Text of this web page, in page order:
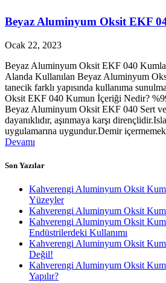
Beyaz Aluminyum Oksit EKF
Ocak 22, 2023
Beyaz Aluminyum Oksit EKF 040
Alanda Kullanılan Beyaz Aluminyum
tanecik farklı yapısında kullanıma
Oksit EKF 040 Kumun İçeriği Nedir?
Beyaz Aluminyum Oksit EKF 040 Sert ve
dayanıklıdır, aşınmaya karşı
uygulamarına uygundur.Demir
Devamı
Son Yazılar
Kahverengi Aluminyum Oksit
Yüzeyler
Kahverengi Aluminyum Oksit
Kahverengi Aluminyum Oksit
Endüstrilerdeki Kullanımı
Kahverengi Aluminyum Oksit
Değil!
Kahverengi Aluminyum Oksit
Yapılır?